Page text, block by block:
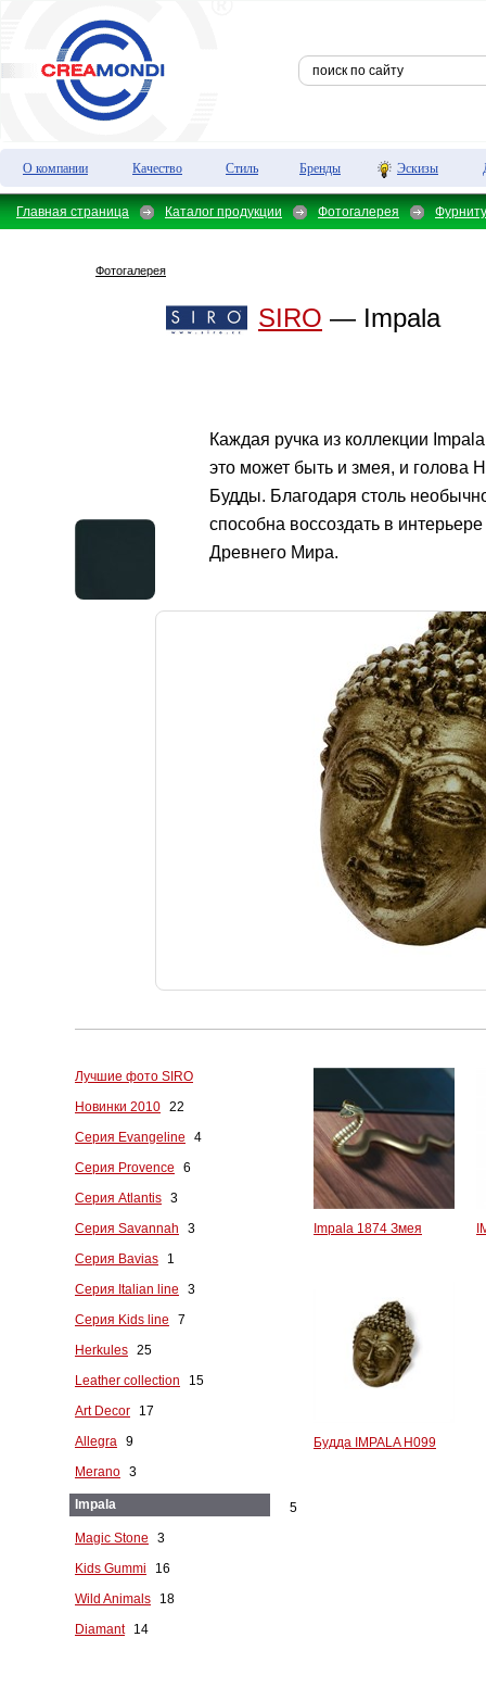
О компании Качество Стиль Бренды Эскизы
Главная страница Каталог продукции Фотогалерея
Фотогалерея
SIRO — Impala
Каждая ручка из коллекции
это может быть и змея, и голова
Будды. Благодаря столь
способна воссоздать в
Древнего Мира.
Лучшие фото SIRO
Новинки 2010 22
Серия Evangeline
4
Серия Provence
6
Серия Atlantis 3
Серия Savannah
3
Серия Bavias
1
Серия Italian line
3
Серия Kids line
7
Herkules 25
Leather collection
15
Art Decor
17
Allegra 9
Merano 3
Impala
5
Magic Stone
3
Kids Gummi
16
Wild Animals
18
Diamant
14
Impala 1874 Змея
Будда IMPALA H099